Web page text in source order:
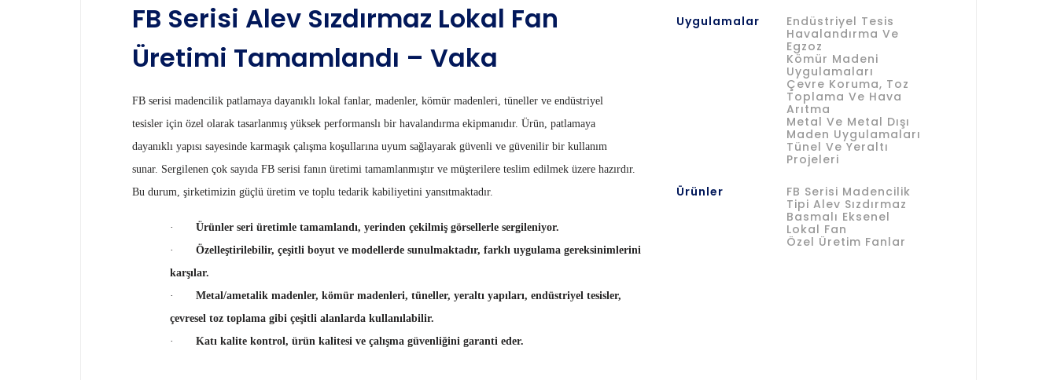
FB Serisi Alev Sızdırmaz Lokal Fan
Üretimi Tamamlandı – Vaka
FB serisi madencilik patlamaya dayanıklı lokal fanlar, madenler, kömür madenleri, tüneller ve endüstriyel
tesisler için özel olarak tasarlanmış yüksek performanslı bir havalandırma ekipmanıdır. Ürün, patlamaya
dayanıklı yapısı sayesinde karmaşık çalışma koşullarına uyum sağlayarak güvenli ve güvenilir bir kullanım
sunar. Sergilenen çok sayıda FB serisi fanın üretimi tamamlanmıştır ve müşterilere teslim edilmek üzere hazırdır.
Bu durum, şirketimizin güçlü üretim ve toplu tedarik kabiliyetini yansıtmaktadır.
· Ürünler seri üretimle tamamlandı, yerinden çekilmiş görsellerle sergileniyor.
·
Özelleştirilebilir, çeşitli boyut ve modellerde sunulmaktadır, farklı uygulama gereksinimlerini
karşılar.
·
Metal/ametalik madenler, kömür madenleri, tüneller, yeraltı yapıları, endüstriyel tesisler,
çevresel toz toplama gibi çeşitli alanlarda kullanılabilir.
·
Katı kalite kontrol, ürün kalitesi ve çalışma güvenliğini garanti eder.
Uygulamalar
Endüstriyel Tesis
Havalandırma Ve
Egzoz
Kömür Madeni
Uygulamaları
Çevre Koruma, Toz
Toplama Ve Hava
Arıtma
Metal Ve Metal Dışı
Maden Uygulamaları
Tünel Ve Yeraltı
Projeleri
Ürünler
FB Serisi Madencilik
Tipi Alev Sızdırmaz
Basmalı Eksenel
Lokal Fan
Özel Üretim Fanlar